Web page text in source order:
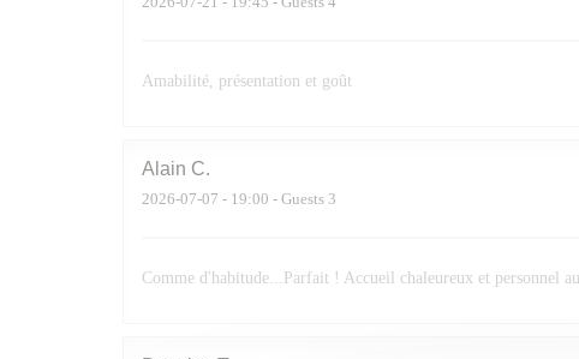
Amabilité, présentation et goût
Alain C
2026-07-07 - 19:00 - Guests 3
Comme d'habitude...Parfait ! Accueil chaleureux et personnel